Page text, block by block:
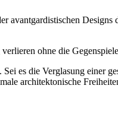
avantgardistischen
ohne die
es die Verglasung einer
architektonische